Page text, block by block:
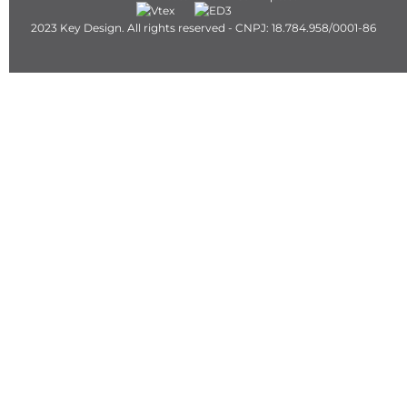
2023 Key Design. All rights reserved - CNPJ: 18.784.958/0001-86